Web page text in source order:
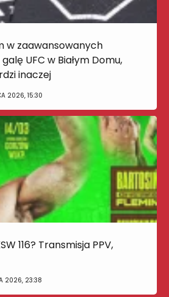
w zaawansowanych
UFC w Białym Domu,
inaczej
2026, 15:30
116? Transmisja PPV,
2026, 23:38